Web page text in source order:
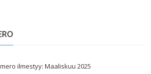
ilmestyy: Maaliskuu 2025